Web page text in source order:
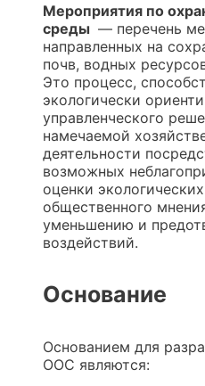
Мероприятия по
среды — перечень
направленных на
почв, водных
Это процесс,
экологически
управленческого
намечаемой
деятельности
возможных
оценки
общественного
уменьшению и
воздействий.
Основание
Основанием для
ООС являются: